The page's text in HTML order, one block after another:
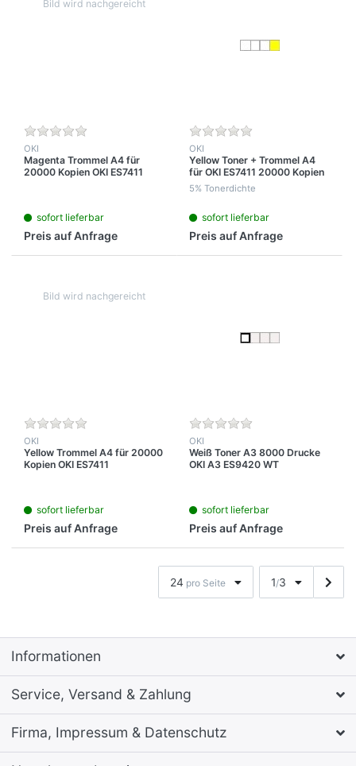
OKI
Magenta Trommel A4 für
20000 Kopien OKI ES7411
sofort lieferbar
Preis auf Anfrage
OKI
Yellow Toner + Trommel A4
für OKI ES7411 20000 Kopien
5% Tonerdichte
sofort lieferbar
Preis auf Anfrage
OKI
Yellow Trommel A4 für 20000
Kopien OKI ES7411
sofort lieferbar
Preis auf Anfrage
OKI
Weiß Toner A3 8000 Drucke
OKI A3 ES9420 WT
sofort lieferbar
Preis auf Anfrage
24 pro Seite 1/3
Informationen
Service, Versand & Zahlung
Firma, Impressum & Datenschutz